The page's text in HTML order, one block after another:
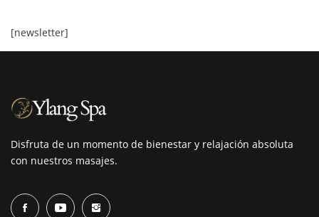
[newsletter]
Disfruta de un momento de bienestar y relajación absoluta
con nuestros masajes.